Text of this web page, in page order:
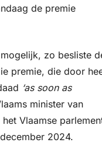
de premie
zo besliste
premie, die door
‘as soon as
minister van
Vlaamse
2024.